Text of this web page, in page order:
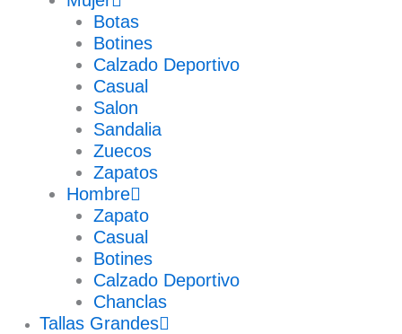
Botas
Botines
Calzado Deportivo
Casual
Salon
Sandalia
Zuecos
Zapatos
Hombre
Zapato
Casual
Botines
Calzado Deportivo
Chanclas
Tallas Grandes